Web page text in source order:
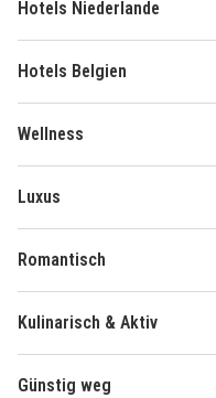
Hotels Niederlande
Hotels Belgien
Wellness
Luxus
Romantisch
Kulinarisch & Aktiv
Günstig weg